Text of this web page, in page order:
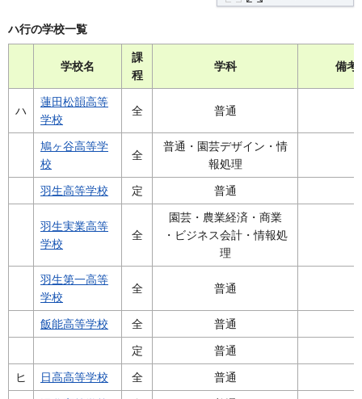
ハ行の学校一覧
学校名
課
程
学科 備考
ハ
蓮田松韻高等
学校
全 普通
鳩ヶ谷高等学
校
全
普通・園芸デザイン・情
報処理
羽生高等学校 定 普通
羽生実業高等
学校
全
園芸・農業経済・商業
・ビジネス会計・情報処
理
羽生第一高等
学校
全 普通
飯能高等学校 全 普通
定 普通
ヒ 日高高等学校 全 普通